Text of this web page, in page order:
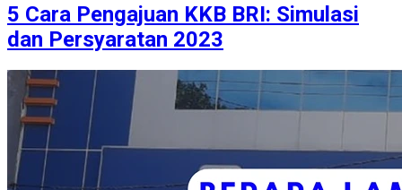
5 Cara Pengajuan KKB BRI: Simulasi
dan Persyaratan 2023